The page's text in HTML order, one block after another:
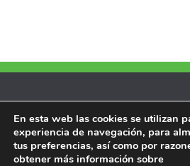
Memorias
En esta web las cookies se utilizan
experiencia de navegación, para
tus preferencias, así como por
obtener más información sobre